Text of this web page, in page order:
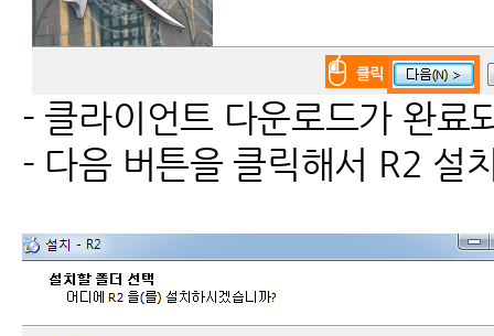
- 클라이언트 다운로드가 완료
- 다음 버튼을 클릭해서 R2 설